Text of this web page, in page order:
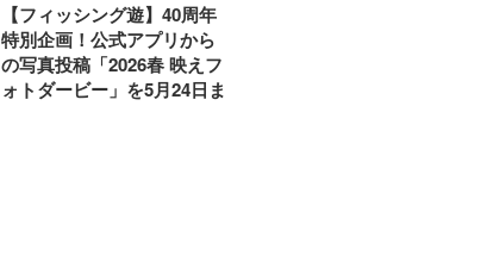
【フィッシング遊】40周年
特別企画！公式アプリから
の写真投稿「2026春 映えフ
ォトダービー」を5月24日ま